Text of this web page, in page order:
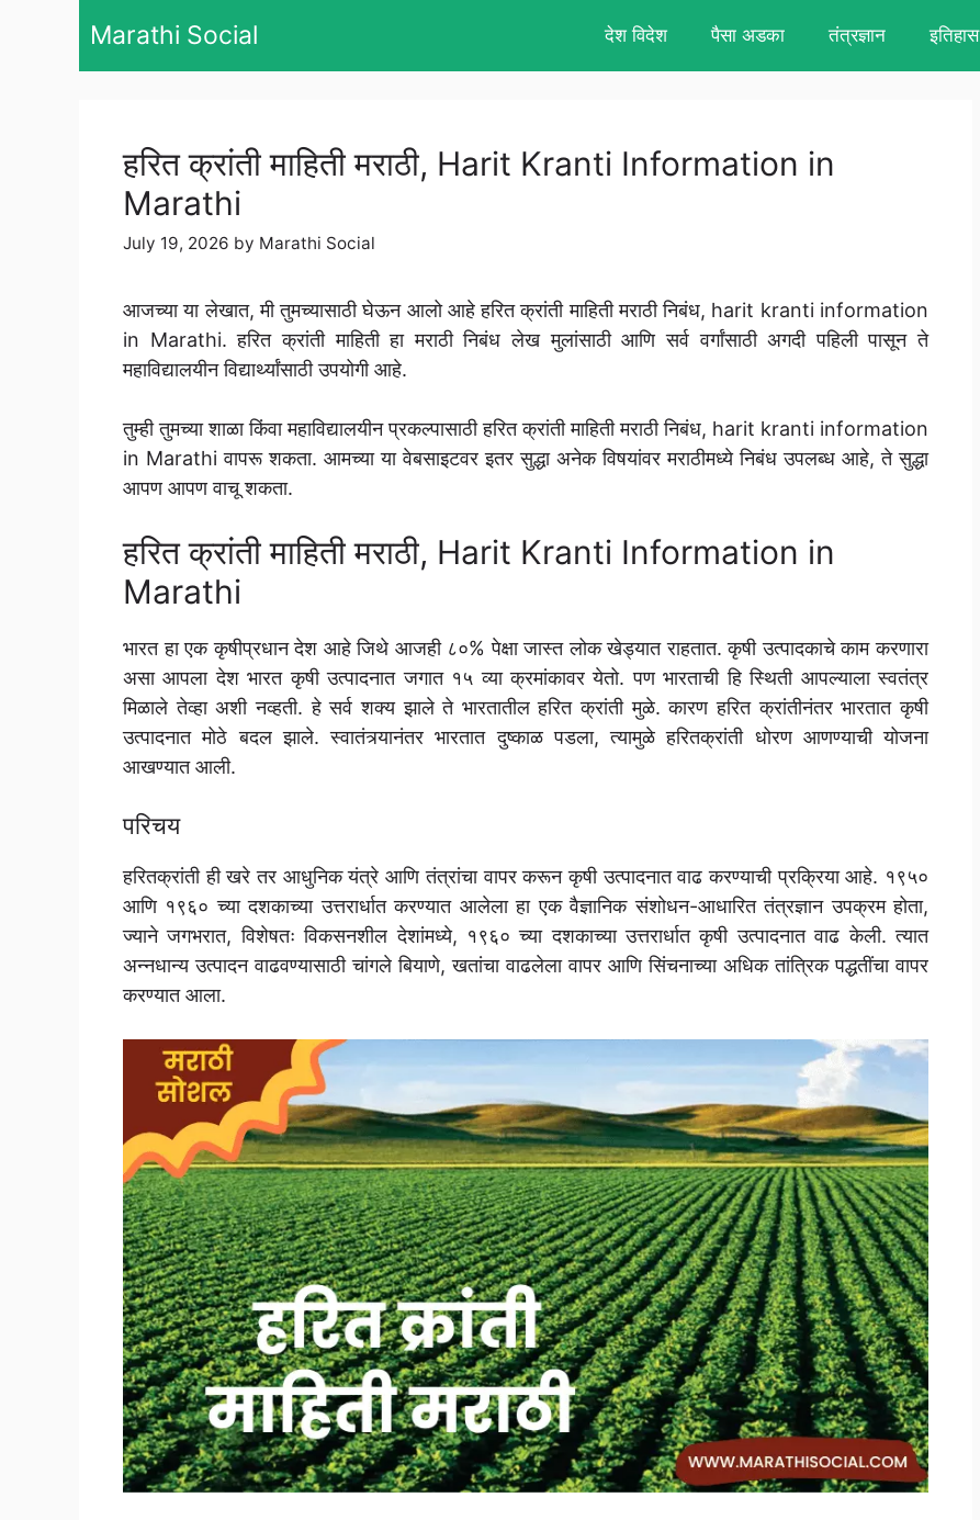
Marathi Social देश विदेश पैसा अडका तंत्रज्ञान इतिहास
हरित क्रांती माहिती मराठी, Harit Kranti Information in
Marathi
July 19, 2026 by Marathi Social
आजच्या या लेखात, मी तुमच्यासाठी घेऊन आलो आहे हरित क्रांती माहिती मराठी निबंध, harit kranti information
in Marathi. हरित क्रांती माहिती हा मराठी निबंध लेख मुलांसाठी आणि सर्व वर्गांसाठी अगदी पहिली पासून ते
महाविद्यालयीन विद्यार्थ्यांसाठी उपयोगी आहे.
तुम्ही तुमच्या शाळा किंवा महाविद्यालयीन प्रकल्पासाठी हरित क्रांती माहिती मराठी निबंध, harit kranti information
in Marathi वापरू शकता. आमच्या या वेबसाइटवर इतर सुद्धा अनेक विषयांवर मराठीमध्ये निबंध उपलब्ध आहे, ते सुद्धा
आपण आपण वाचू शकता.
हरित क्रांती माहिती मराठी, Harit Kranti Information in
Marathi
भारत हा एक कृषीप्रधान देश आहे जिथे आजही ८०% पेक्षा जास्त लोक खेड्यात राहतात. कृषी उत्पादकाचे काम करणारा
असा आपला देश भारत कृषी उत्पादनात जगात १५ व्या क्रमांकावर येतो. पण भारताची हि स्थिती आपल्याला स्वतंत्र
मिळाले तेव्हा अशी नव्हती. हे सर्व शक्य झाले ते भारतातील हरित क्रांती मुळे. कारण हरित क्रांतीनंतर भारतात कृषी
उत्पादनात मोठे बदल झाले. स्वातंत्र्यानंतर भारतात दुष्काळ पडला, त्यामुळे हरितक्रांती धोरण आणण्याची योजना
आखण्यात आली.
परिचय
हरितक्रांती ही खरे तर आधुनिक यंत्रे आणि तंत्रांचा वापर करून कृषी उत्पादनात वाढ करण्याची प्रक्रिया आहे. १९५०
आणि १९६० च्या दशकाच्या उत्तरार्धात करण्यात आलेला हा एक वैज्ञानिक संशोधन-आधारित तंत्रज्ञान उपक्रम होता,
ज्याने जगभरात, विशेषतः विकसनशील देशांमध्ये, १९६० च्या दशकाच्या उत्तरार्धात कृषी उत्पादनात वाढ केली. त्यात
अन्नधान्य उत्पादन वाढवण्यासाठी चांगले बियाणे, खतांचा वाढलेला वापर आणि सिंचनाच्या अधिक तांत्रिक पद्धतींचा वापर
करण्यात आला.